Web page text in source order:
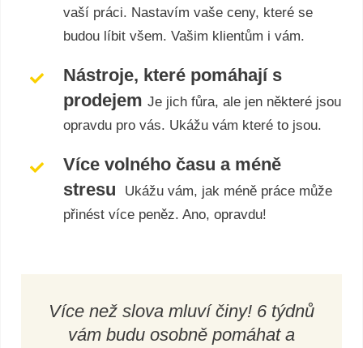
vaší práci. Nastavím vaše ceny, které se
budou líbit všem. Vašim klientům i vám.
Nástroje, které pomáhají s
prodejem Je jich fůra, ale jen některé jsou
opravdu pro vás. Ukážu vám které to jsou.
Více volného času a méně
stresu
Ukážu vám, jak méně práce může
přinést více peněz. Ano, opravdu!
Více než slova mluví činy! 6 týdnů
vám budu osobně pomáhat a